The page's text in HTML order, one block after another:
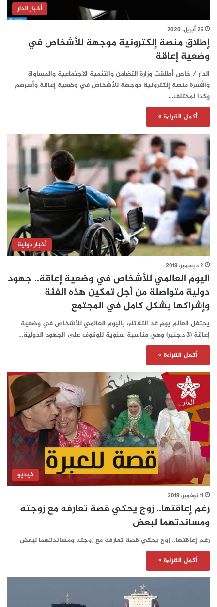
أخبار الدار
26 أبريل، 2020
إطلاق منصة إلكترونية موجهة للأشخاص في
وضعية إعاقة
الدار / خاص أطلقت وزارة التضامن والتنمية الاجتماعية والمساواة
والأسرة منصة إلكترونية موجهة للأشخاص في وضعية إعاقة وأسرهم
وكذا لمختلف…
أكمل القراءة »
أخبار دولية
2 ديسمبر، 2019
اليوم العالمي للأشخاص في وضعية إعاقة.. جهود
دولية متواصلة من أجل تمكين هذه الفئة
وإشراكها بشكل كامل في المجتمع
يحتفل العالم يوم غد الثلاثاء، باليوم العالمي للأشخاص في وضعية
إعاقة (3 دجنبر) وهي مناسبة سنوية للوقوف على الجهود الدولية…
أكمل القراءة »
فيديو
11 نوفمبر، 2019
رغم إعاقتها.. زوج يحكي قصة تعارفه مع زوجته
ومساندتهما لبعض
رغم إعاقتها.. زوج يحكي قصة تعارفه مع زوجته ومساندتهما لبعض
أكمل القراءة »